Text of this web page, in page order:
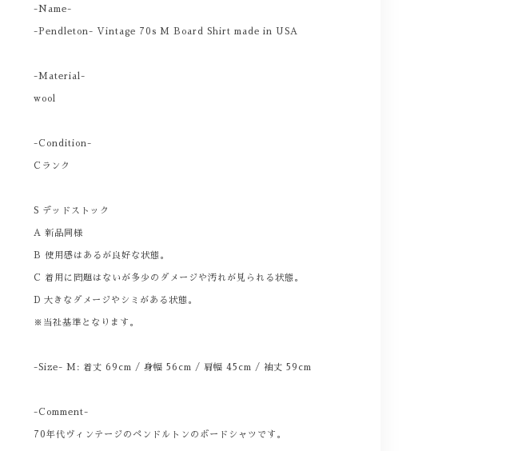
-Name-
-Pendleton- Vintage 70s M Board Shirt made in USA
-Material-
wool
-Condition-
Cランク
S デッドストック
A 新品同様
B 使用感はあるが良好な状態。
C 着用に問題はないが多少のダメージや汚れが見られる状態。
D 大きなダメージやシミがある状態。
※当社基準となります。
-Size- M: 着丈 69cm / 身幅 56cm / 肩幅 45cm / 袖丈 59cm
-Comment-
70年代ヴィンテージのペンドルトンのボードシャツです。